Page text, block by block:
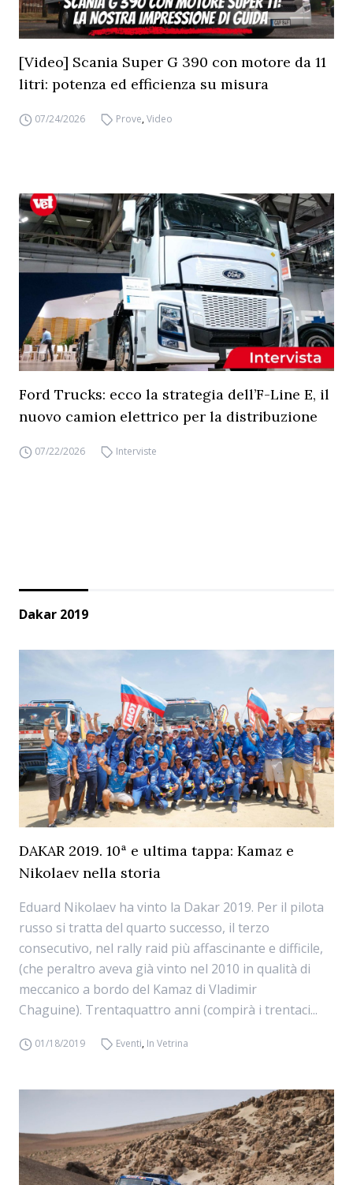
[Video] Scania Super G 390 con motore da 11
litri: potenza ed efficienza su misura
07/24/2026 Prove,Video
Ford Trucks: ecco la strategia dell’F-Line E, il
nuovo camion elettrico per la distribuzione
07/22/2026 Interviste
Dakar 2019
DAKAR 2019. 10ª e ultima tappa: Kamaz e
Nikolaev nella storia
Eduard Nikolaev ha vinto la Dakar 2019. Per il pilota
russo si tratta del quarto successo, il terzo
consecutivo, nel rally raid più affascinante e difficile,
(che peraltro aveva già vinto nel 2010 in qualità di
meccanico a bordo del Kamaz di Vladimir
Chaguine). Trentaquattro anni (compirà i trentaci...
01/18/2019 Eventi, In Vetrina